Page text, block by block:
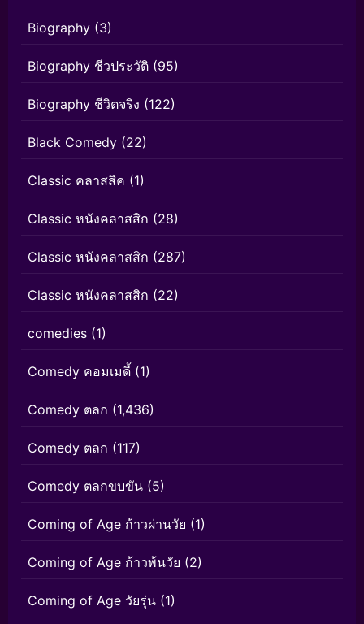
Biography (3)
Biography ชีวประวัติ (95)
Biography ชีวิตจริง (122)
Black Comedy (22)
Classic คลาสสิค (1)
Classic หนังคลาสสิก (28)
Classic หนังคลาสสิก (287)
Classic หนังคลาสสิก (22)
comedies (1)
Comedy คอมเมดี้ (1)
Comedy ตลก (1,436)
Comedy ตลก (117)
Comedy ตลกขบขัน (5)
Coming of Age ก้าวผ่านวัย (1)
Coming of Age ก้าวพ้นวัย (2)
Coming of Age วัยรุ่น (1)